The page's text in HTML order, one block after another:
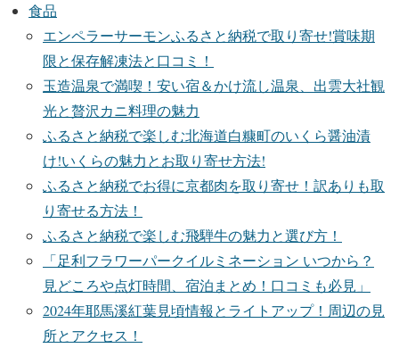
食品
エンペラーサーモンふるさと納税で取り寄せ!賞味期
限と保存解凍法と口コミ！
玉造温泉で満喫！安い宿＆かけ流し温泉、出雲大社観
光と贅沢カニ料理の魅力
ふるさと納税で楽しむ北海道白糠町のいくら醤油漬
け!いくらの魅力とお取り寄せ方法!
ふるさと納税でお得に京都肉を取り寄せ！訳ありも取
り寄せる方法！
ふるさと納税で楽しむ飛騨牛の魅力と選び方！
「足利フラワーパークイルミネーション いつから？
見どころや点灯時間、宿泊まとめ！口コミも必見」
2024年耶馬溪紅葉見頃情報とライトアップ！周辺の見
所とアクセス！